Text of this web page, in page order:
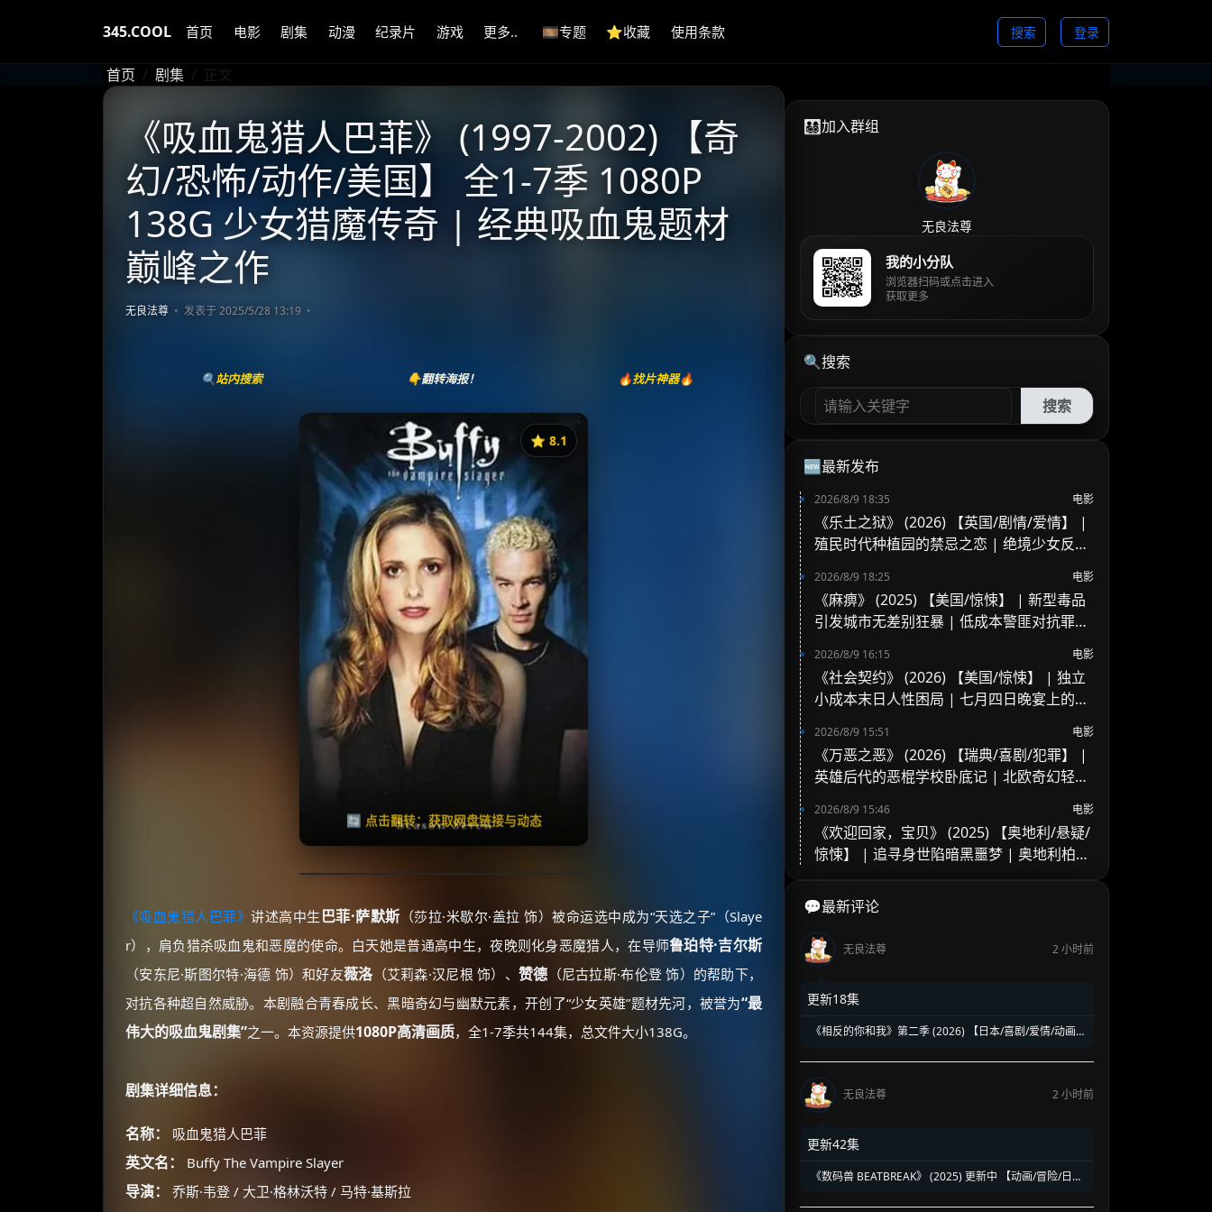
345.COOL 首页 电影 剧集 动漫 纪录片 游戏 更多.. 🎞️专题 ⭐️收藏 使用条款 搜索 登录
首页 剧集 正文
《吸血鬼猎人巴菲》 (1997-2002) 【奇
幻/恐怖/动作/美国】 全1-7季 1080P
138G 少女猎魔传奇 | 经典吸血鬼题材
巅峰之作
无良法尊 发表于 2025/5/28 13:19
🔍站内搜索 👇翻转海报！ 🔥找片神器🔥
⭐️ 8.1
🔄 点击翻转：获取网盘链接与动态
《吸血鬼猎人巴菲》
⭐
收藏
⭐️ 评分：8.1 | 🎬 1997年
✅ 已完结
夸克网盘
《吸血鬼猎人巴菲》讲述高中生 巴菲·萨默斯 （莎拉·米歇尔·盖拉 饰）被命运选中成为“天选之子”（Slaye
r），肩负猎杀吸血鬼和恶魔的使命。白天她是普通高中生，夜晚则化身恶魔猎人，在导师鲁珀特·吉尔斯
（安东尼·斯图尔特·海德 饰）和好友薇洛（艾莉森·汉尼根 饰）、 赞德 （尼古拉斯·布伦登 饰）的帮助下，
对抗各种超自然威胁。本剧融合青春成长、黑暗奇幻与幽默元素，开创了“少女英雄”题材先河，被誉为“最
伟大的吸血鬼剧集”之一。本资源提供1080P高清画质，全1-7季共144集，总文件大小138G。
剧集详细信息：
名称： 吸血鬼猎人巴菲
英文名： Buffy The Vampire Slayer
导演： 乔斯·韦登 / 大卫·格林沃特 / 马特·基斯拉
👨‍👩‍👧‍👦加入群组
无良法尊
我的小分队
浏览器扫码或点击进入
获取更多
🔍搜索
搜索
🆕最新发布
2026/8/9 18:35 电影
《乐土之狱》 (2026) 【英国/剧情/爱情】 |
殖民时代种植园的禁忌之恋 | 绝境少女反抗
2026/8/9 18:25 电影
《麻痹》 (2025) 【美国/惊悚】 | 新型毒品
引发城市无差别狂暴 | 低成本警匪对抗罪恶
2026/8/9 16:15 电影
《社会契约》 (2026) 【美国/惊悚】 | 独立
小成本末日人性困局 | 七月四日晚宴上的生
2026/8/9 15:51 电影
《万恶之恶》 (2026) 【瑞典/喜剧/犯罪】 |
英雄后代的恶棍学校卧底记 | 北欧奇幻轻喜
2026/8/9 15:46 电影
《欢迎回家，宝贝》 (2025) 【奥地利/悬疑/
惊悚】 | 追寻身世陷暗黑噩梦 | 奥地利柏林
💬最新评论
无良法尊 2 小时前
更新18集
《相反的你和我》第二季 (2026) 【日本/喜剧/爱情/动画】
番
无良法尊
2 小时前
更新42集
《数码兽 BEATBREAK》 (2025) 更新中 【动画/冒险/日
数码冒险